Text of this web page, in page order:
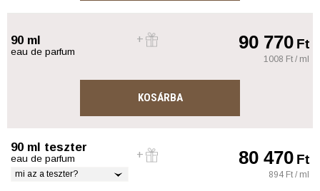
90 ml
eau de parfum 90 770Ft
1008 Ft / ml
KOSÁRBA
90 ml teszter
eau de parfum
mi az a teszter?
80 470Ft
894 Ft / ml